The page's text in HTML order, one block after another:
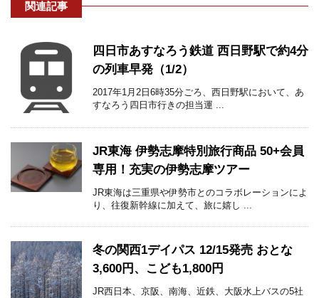
関連記事
四日市あすなろう鉄道 西日野駅で約4分
の列車早発（1/2）
2017年1月2日6時35分ごろ、西日野駅において、あ
すなろう四日市行きの担当運 ...
JR東海 伊勢志摩特別旅行商品 50+会員
専用！充実の伊勢志摩ツアー
JR東海は三重県や伊勢市とのコラボレーションによ
り、往復新幹線に加えて、旅に嬉し ...
冬の関西1デイパス 12/15発売 おとな
3,600円、こども1,800円
JR西日本、京阪、南海、近鉄、大阪水上バスの5社